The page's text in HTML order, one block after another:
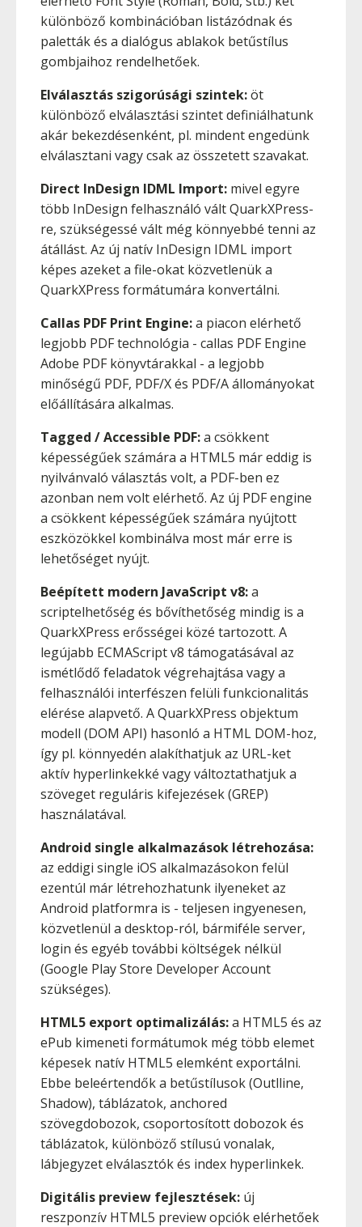
különböző kombinációban listázódnak és
paletták és a dialógus ablakok betűstílus
gombjaihoz rendelhetőek.
Elválasztás szigorúsági szintek:öt
különböző elválasztási szintet definiálhatunk
akár bekezdésenként, pl. mindent engedünk
elválasztani vagy csak az összetett szavakat.
Direct InDesign IDML Import: mivel egyre
több InDesign felhasználó vált QuarkXPress-
re, szükségessé vált még könnyebbé tenni az
átállást. Az új natív InDesign IDML import
képes azeket a file-okat közvetlenük a
QuarkXPress formátumára konvertálni.
Callas PDF Print Engine:a piacon elérhető
legjobb PDF technológia - callas PDF Engine
Adobe PDF könyvtárakkal - a legjobb
minőségű PDF, PDF/X és PDF/A állományokat
előállítására alkalmas.
Tagged / Accessible PDF:a csökkent
képességűek számára a HTML5 már eddig is
nyilvánvaló választás volt, a PDF-ben ez
azonban nem volt elérhető. Az új PDF engine
a csökkent képességűek számára nyújtott
eszközökkel kombinálva most már erre is
lehetőséget nyújt.
Beépített modern JavaScript v8:a
scriptelhetőség és bővíthetőség mindig is a
QuarkXPress erősségei közé tartozott. A
legújabb ECMAScript v8 támogatásával az
ismétlődő feladatok végrehajtása vagy a
felhasználói interfészen felüli funkcionalitás
elérése alapvető. A QuarkXPress objektum
modell (DOM API) hasonló a HTML DOM-hoz,
így pl. könnyedén alakíthatjuk az URL-ket
aktív hyperlinkekké vagy változtathatjuk a
szöveget reguláris kifejezések (GREP)
használatával.
Android single alkalmazások létrehozása:
az eddigi single iOS alkalmazásokon felül
ezentúl már létrehozhatunk ilyeneket az
Android platformra is - teljesen ingyenesen,
közvetlenül a desktop-ról, bármiféle server,
login és egyéb további költségek nélkül
(Google Play Store Developer Account
szükséges).
HTML5 export optimalizálás:a HTML5 és az
ePub kimeneti formátumok még több elemet
képesek natív HTML5 elemként exportálni.
Ebbe beleértendők a betűstílusok (Outlline,
Shadow), táblázatok, anchored
szövegdobozok, csoportosított dobozok és
táblázatok, különböző stílusú vonalak,
lábjegyzet elválasztók és index hyperlinkek.
Digitális preview fejlesztések: új
reszponzív HTML5 preview opciók elérhetőek